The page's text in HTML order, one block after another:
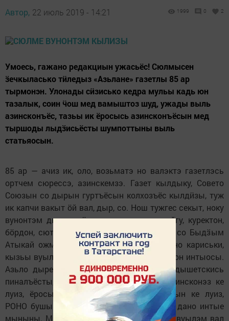
Автор, 22 июль 2019 - 14:21 1999 0 2
Умоесь, гажано редакциын ужасьёс! Сюлмысен
ӟечкыласько тӥледыз «Азьлане» газетлы 85 ар
тырмонэн. Улонады сӥзисько кедра мульы кадь юн
тазалык, соин ӵош мед вамыштоз шуд, ужады выль
азинсконъёс, тазьы ик ёросысь азинсконъёсын мед
тыршоды лыдӟисьёсты шумпоттыны выль
статьяосын.
85 ар — ачиз ик, оло, возьматэ но валэктэ газетлэсь
ортчем сюрессэ, азинскемзэ. Газет кылдыку, Совето
Союзын со дырын гуртъёсын колхозъёс кылдӥзы, туж
ик капчи вакыт ӧй вал, дыр, со. Нош тужгес секыт, ноку
вунонтэм дыр, кудӥз котькуд семьяе кайгу, куректон,
бӧрдон, сютэм улон но курадӟон вайиз — со Быдӟым
Атыкай ожмаськон. Соин сэрен ик гожтоно кариськи,
кызьы вуылыны кылдӥз ӟырдыт ожмаськон интыосы.
Азьло дыре, Совето Союз аръёсы умой дышетскись
пиналъёсты, спорт яке мукет удысын азинсконэз ке
луиз, ёросын школа азьветлӥсь интыосын ке луиз,
РОНО бушын путёвка сётылӥз кыӵе ке но дано интые
мыныны. Милям школае азьло аръёсы но вуылэм вал